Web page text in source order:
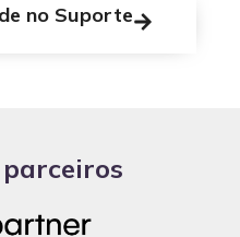
no Suporte
parceiros